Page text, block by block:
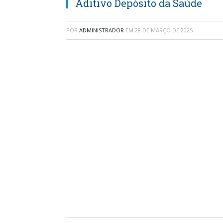
Aditivo Depósito da Saúde
POR ADMINISTRADOR EM 28 DE MARÇO DE 2025